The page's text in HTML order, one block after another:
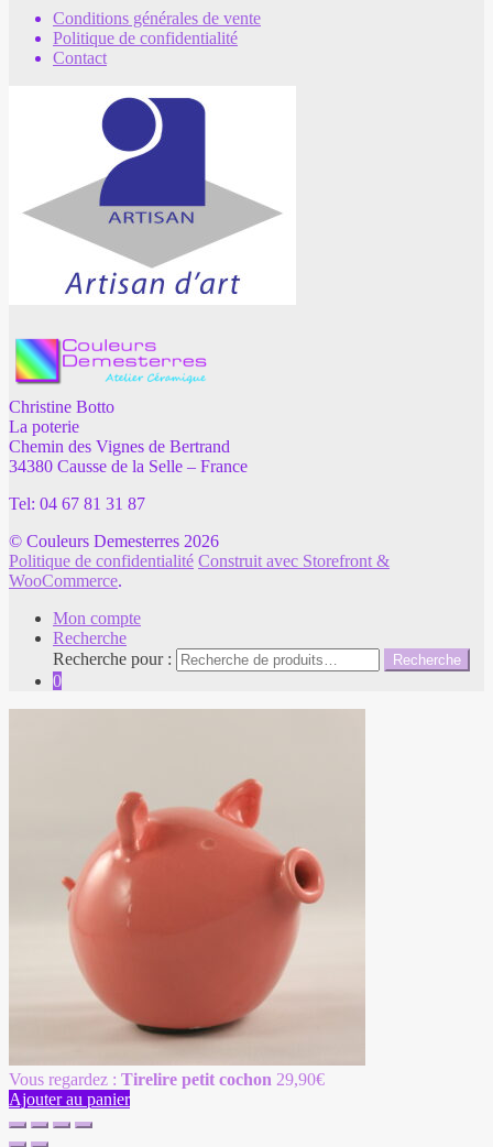
Conditions générales de vente
Politique de confidentialité
Contact
Christine Botto
La poterie
Chemin des Vignes de Bertrand
34380 Causse de la Selle – France
Tel: 04 67 81 31 87
© Couleurs Demesterres 2026
Politique de confidentialité Construit avec Storefront &
WooCommerce.
Mon compte
Recherche
Recherche pour :
Recherche
0
Vous regardez : Tirelire petit cochon 29,90€
Ajouter au panier